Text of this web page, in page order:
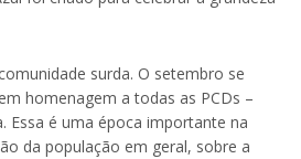
surda. O setembro se
homenagem a todas as PCDs –
Essa é uma época importante na
da população em geral, sobre a